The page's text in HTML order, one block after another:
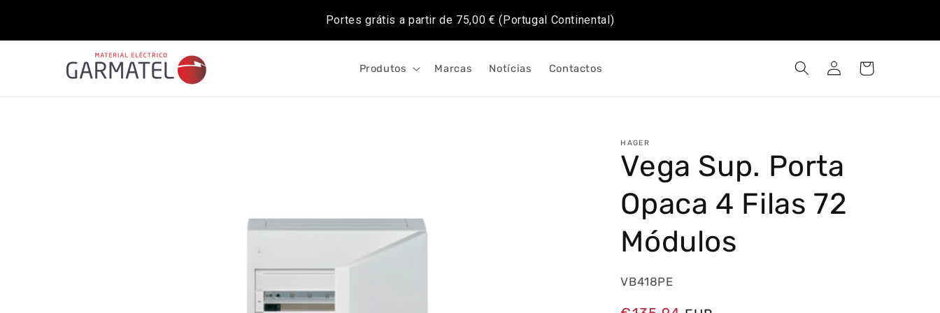
Portes grátis a partir de 75,00 € (Portugal Continental)
Produtos Marcas Notícias Contactos
Iniciar
sessão
Carrinho
HAGER
Vega Sup. Porta
Opaca 4 Filas 72
Módulos
VB418PE